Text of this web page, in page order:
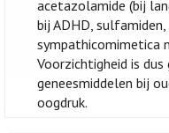
acetazolamide (bij
bij ADHD,
sympathicomimetica
Voorzichtigheid is
geneesmiddelen bij
oogdruk.